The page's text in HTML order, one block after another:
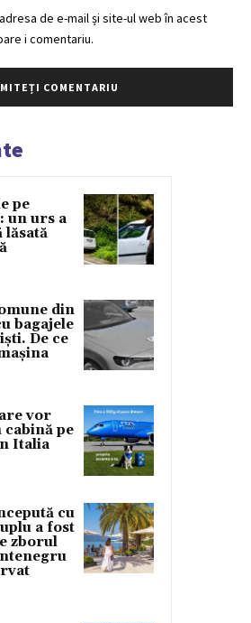
de e-mail și site-ul web în acest
i comentariu.
pe
un urs a
lăsată
din
bagajele
De ce
vor
pe
Italia
cu
a fost
zborul